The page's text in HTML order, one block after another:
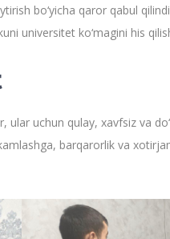
bo‘yicha qaror qabul
universitet ko‘magini his
uchun qulay, xavfsiz va
barqarorlik va